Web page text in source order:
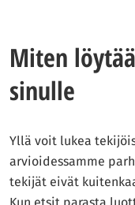
Miten
sinulle
Yllä voit lukea
arvioidessamme
tekijät eivät